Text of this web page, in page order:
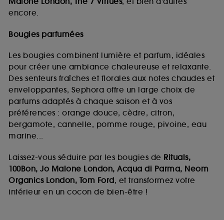
encore.
Bougies parfumées
Les bougies combinent lumière et parfum, idéales
pour créer une ambiance chaleureuse et relaxante.
Des senteurs fraîches et florales aux notes chaudes et
enveloppantes, Sephora offre un large choix de
parfums adaptés à chaque saison et à vos
préférences : orange douce, cèdre, citron,
bergamote, cannelle, pomme rouge, pivoine, eau
marine...
Laissez-vous séduire par les bougies de Rituals,
100Bon, Jo Malone London, Acqua di Parma, Neom
Organics London, Tom Ford, et transformez votre
intérieur en un cocon de bien-être !